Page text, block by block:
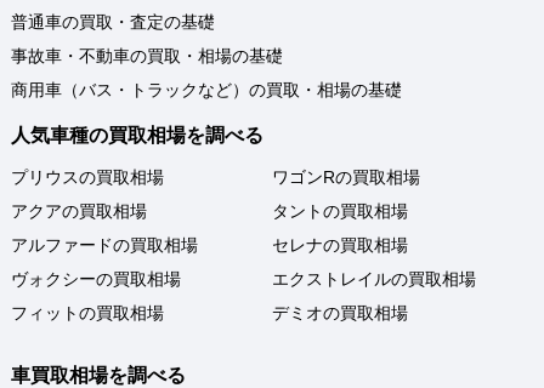
普通車の買取・査定の基礎
事故車・不動車の買取・相場の基礎
商用車（バス・トラックなど）の買取・相場の基礎
人気車種の買取相場を調べる
プリウスの買取相場
アクアの買取相場
アルファードの買取相場
ヴォクシーの買取相場
フィットの買取相場
ワゴンRの買取相場
タントの買取相場
セレナの買取相場
エクストレイルの買取相場
デミオの買取相場
車買取相場を調べる